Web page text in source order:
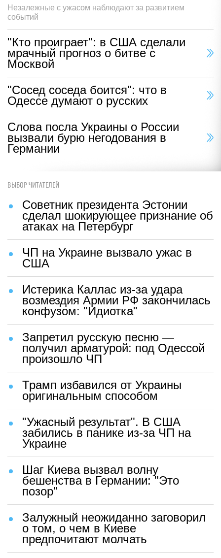
Незалежные с ужасом наблюдают за развитием
событий
"Кто проиграет": в США сделали
мрачный прогноз о битве с
Москвой
"Сосед соседа боится": что в
Одессе думают о русских
Слова посла Украины о России
вызвали бурю негодования в
Германии
ВЫБОР ЧИТАТЕЛЕЙ
Советник президента Эстонии
сделал шокирующее признание об
атаках на Петербург
ЧП на Украине вызвало ужас в
США
Истерика Каллас из-за удара
возмездия Армии РФ закончилась
конфузом: "Идиотка"
Запретил русскую песню —
получил арматурой: под Одессой
произошло ЧП
Трамп избавился от Украины
оригинальным способом
"Ужасный результат". В США
забились в панике из-за ЧП на
Украине
Шаг Киева вызвал волну
бешенства в Германии: "Это
позор"
Залужный неожиданно заговорил
о том, о чем в Киеве
предпочитают молчать